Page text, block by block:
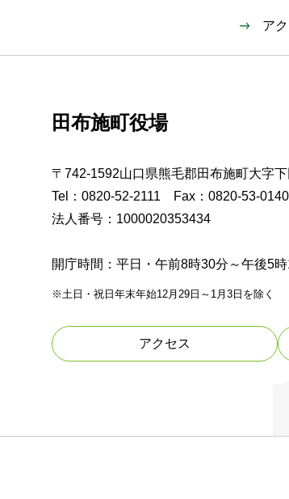
ア
田布施町役場
〒742-1592山口県熊毛郡田布施町大字
Tel：0820-52-2111 Fax：0820-53-0140
法人番号：1000020353434
開庁時間：平日・午前8時30分～午後5
※土日・祝日年末年始12月29日～1月3日を除く
アクセス